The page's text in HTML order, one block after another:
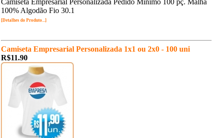
Camiseta Empresarial Personalizada Pedido Mínimo 100 pç. Malha
100% Algodão Fio 30.1
[Detalhes do Produto...]
Camiseta Empresarial Personalizada 1x1 ou 2x0 - 100 uni
R$11.90